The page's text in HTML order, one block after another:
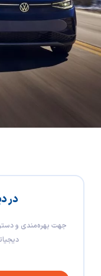
در
جهت بهره‌مندی و